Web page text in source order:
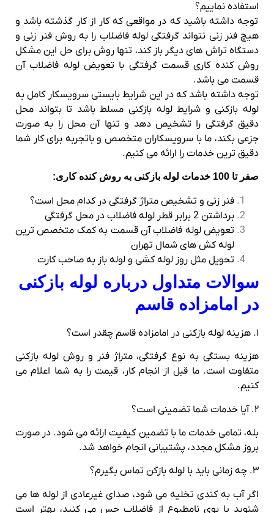
استفاده نماییم؟
توجه داشته باشید که در مواقعی که کار از کار گذشته باشد و
هیچ فنر زنی نتواند گرفتگی لوله فاضلاب را به روش فنر زنی و
دستگاه تراش های دیگر باز کند، تنها روش برای حل این مشکل
روش کنده کاری قسمت گرفتگی با تعویض لوله فاضلاب آن
قسمت می باشد.
توجه داشته باشد که در این شرایط بایستی سرویسکار کامل به
لوله بازکنی و شرایط لوله بازکنی مسلط باشد تا بتواند محل
دقیق گرفتگی را تشخیص دهد و تنها آن محل را به صورت
جزعی بکند، ما با سرویسکاران متخصص و باتجربه برای کار شما
دقیق ترین خدمات را ارائه می کنیم.
صفر تا 100 خدمات لوله بازکنی به روش کنده کاری:
فنر زنی و تشخیص متراژ گرفتگی در کدام محل است؟
برداشتن 2 برابر قطر لوله فاضلاب در محل گرفتگی
تعویض لوله فاضلاب آن قسمت به کمک متخصص ترین
لوله کش های شمال تهران
تحویل مثل روز لوله کشی و لوله باز به صاحب کارت
سوالات متداول درباره لوله بازکنی
در امامزاده قاسم
هزینه بستگی به نوع گرفتگی، متراژ فنر و روش لوله بازکنی
متفاوت است. ما قبل از انجام کار، قیمت را به شما اعلام می‌
کنیم.
بله، تمامی خدمات ما با تضمین کیفیت ارائه می‌ شود. در صورت
بروز مشکل مجدد، پشتیبانی انجام خواهد شد.
اگر آب به کندی تخلیه می‌ شود، صدای غیرعادی از لوله‌ ها می‌
شنوید یا بوی نامطبوع از فاضلاب حس می‌ کنید، بهتر است